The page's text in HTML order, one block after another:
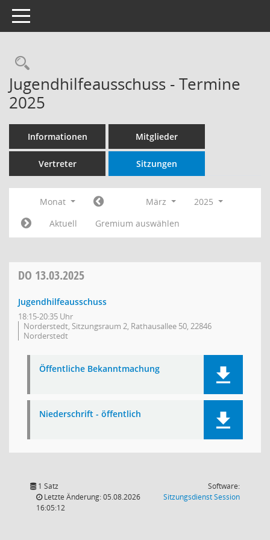
Toggle navigation
Rechercheauswahl
Jugendhilfeausschuss - Termine
2025
Informationen Mitglieder
Vertreter Sitzungen
Monat März
2025
Aktuell
Gremium auswählen
DO 13.03.2025
Jugendhilfeausschuss
18:15-20:35 Uhr
Norderstedt, Sitzungsraum 2, Rathausallee 50, 22846
Norderstedt
Öffentliche Bekanntmachung
Niederschrift - öffentlich
1 Satz
Letzte Änderung: 05.08.2026
16:05:12
Software:
SitzungsdienstSession(Wird in